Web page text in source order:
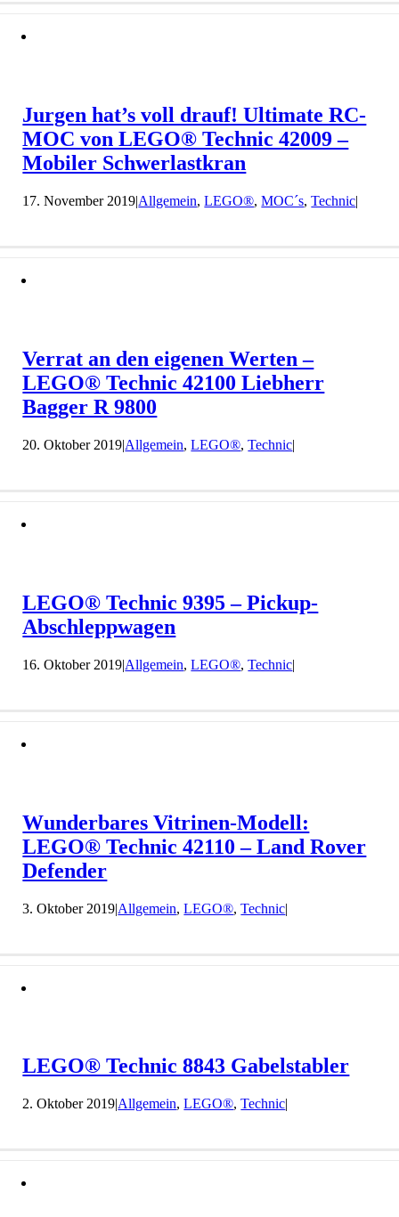
Jurgen hat’s voll drauf! Ultimate RC-
MOC von LEGO® Technic 42009 –
Mobiler Schwerlastkran
17. November 2019|Allgemein,LEGO®,MOC´s,Technic|
Verrat an den eigenen Werten –
LEGO® Technic 42100 Liebherr
Bagger R 9800
20. Oktober 2019|Allgemein,LEGO®,Technic|
LEGO® Technic 9395 – Pickup-
Abschleppwagen
16. Oktober 2019|Allgemein,LEGO®,Technic|
Wunderbares Vitrinen-Modell:
LEGO® Technic 42110 – Land Rover
Defender
3. Oktober 2019|Allgemein,LEGO®,Technic|
LEGO® Technic 8843 Gabelstabler
2. Oktober 2019|Allgemein,LEGO®,Technic|